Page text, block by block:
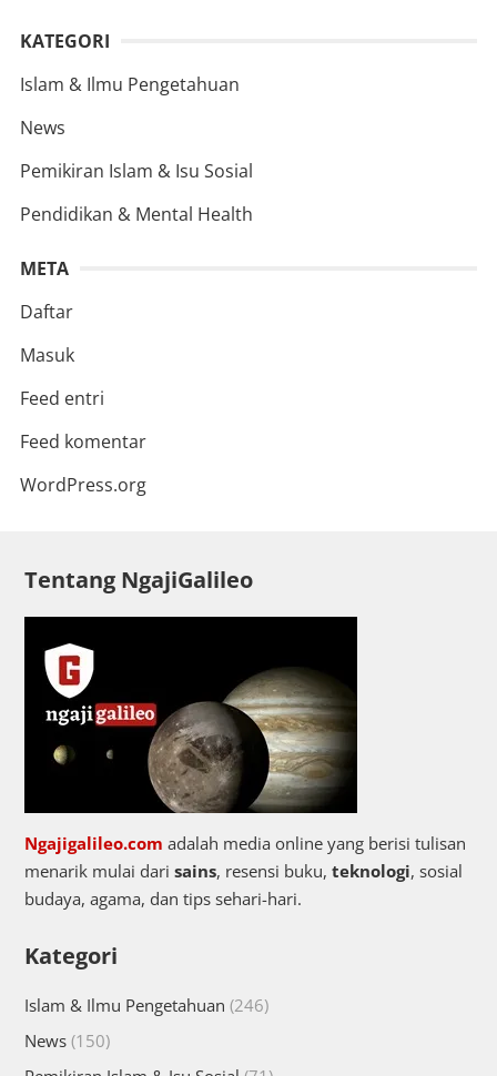
KATEGORI
Islam & Ilmu Pengetahuan
News
Pemikiran Islam & Isu Sosial
Pendidikan & Mental Health
META
Daftar
Masuk
Feed entri
Feed komentar
WordPress.org
Tentang NgajiGalileo
Ngajigalileo.com adalah media online yang berisi tulisan
menarik mulai dari sains, resensi buku, teknologi, sosial
budaya, agama, dan tips sehari-hari.
Kategori
Islam & Ilmu Pengetahuan (246)
News(150)